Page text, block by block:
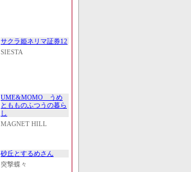
サクラ姫ネリマ証券12
SIESTA
UME&MOMO うめ
ともものふつうの暮ら
し
MAGNET HILL
砂丘とするめさん
突撃蝶々